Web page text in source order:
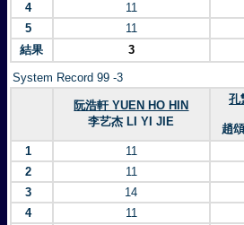
4
11
5
11
結果
3
System Record 99 -3
阮浩軒 YUEN HO HIN
李艺杰 LI YI JIE
孔
趙
1
11
2
11
3
14
4
11